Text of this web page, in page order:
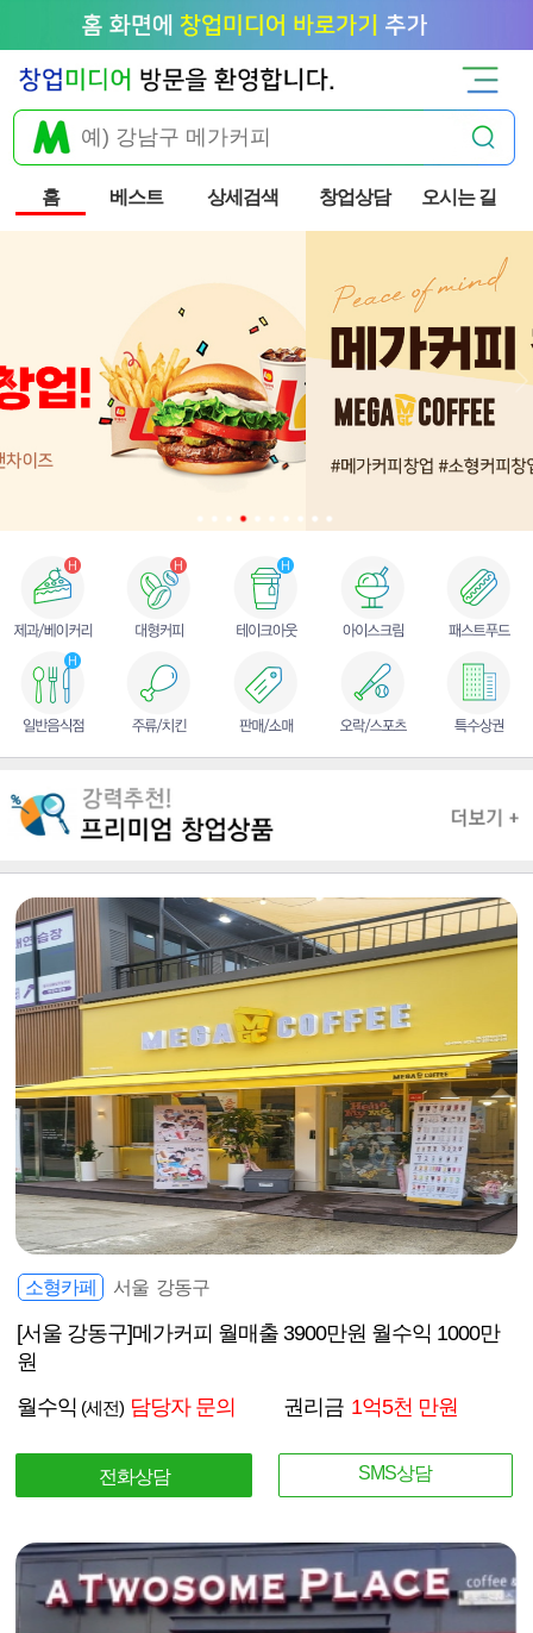
홈 베스트 상세검색 창업상담 오시는 길
소형카페 서울 강동구
[서울 강동구]메가커피 월매출 3900만원 월수익 1000만
원
월수익 (세전) 담당자 문의 권리금 1억5천 만원
전화상담 SMS상담